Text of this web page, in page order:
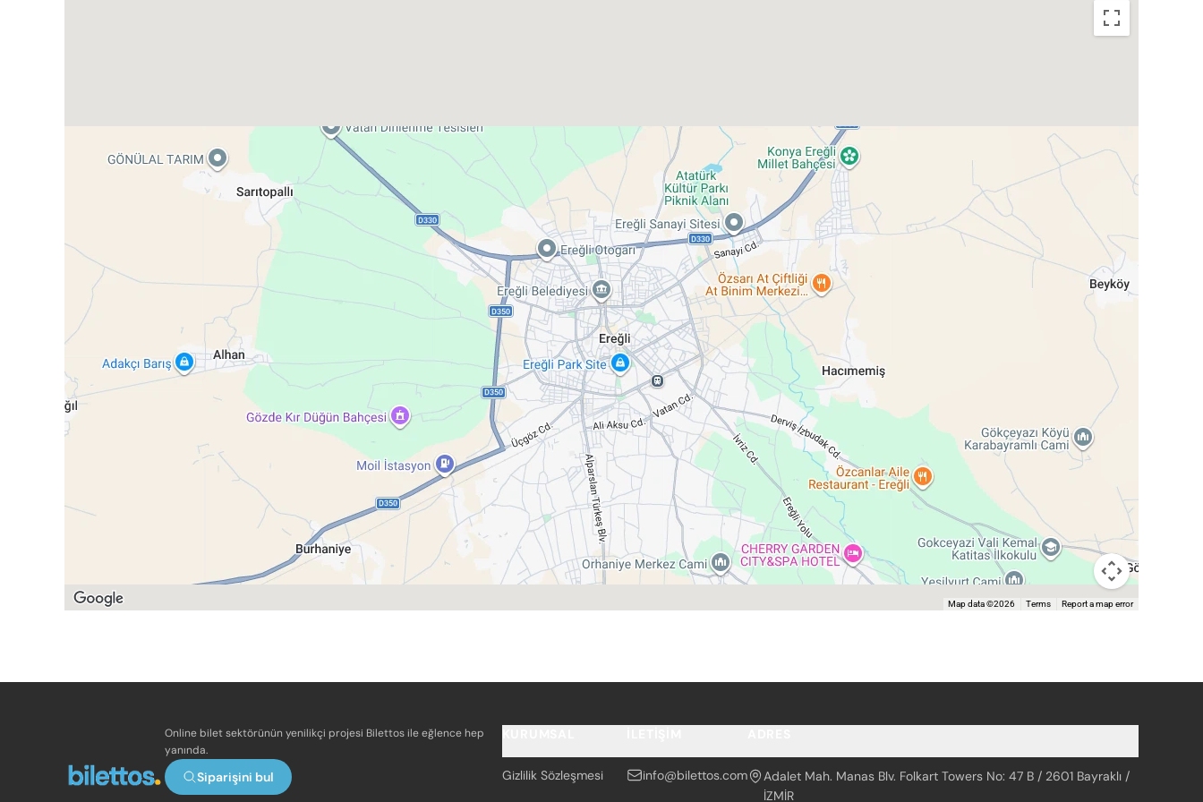
Map data ©2026 Terms Report a map error
Online bilet sektörünün yenilikçi projesi Bilettos ile eğlence hep
yanında.
Siparişini bul Gizlilik Sözleşmesi info@bilettos.com
Adalet Mah. Manas Blv. Folkart Towers No: 47 B / 2601 Bayraklı /
İZMİR